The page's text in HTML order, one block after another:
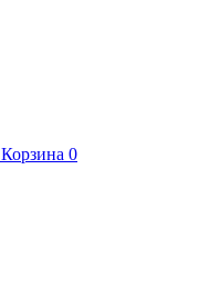
Корзина 0